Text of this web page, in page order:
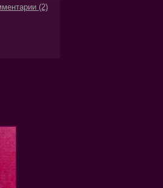
(2)